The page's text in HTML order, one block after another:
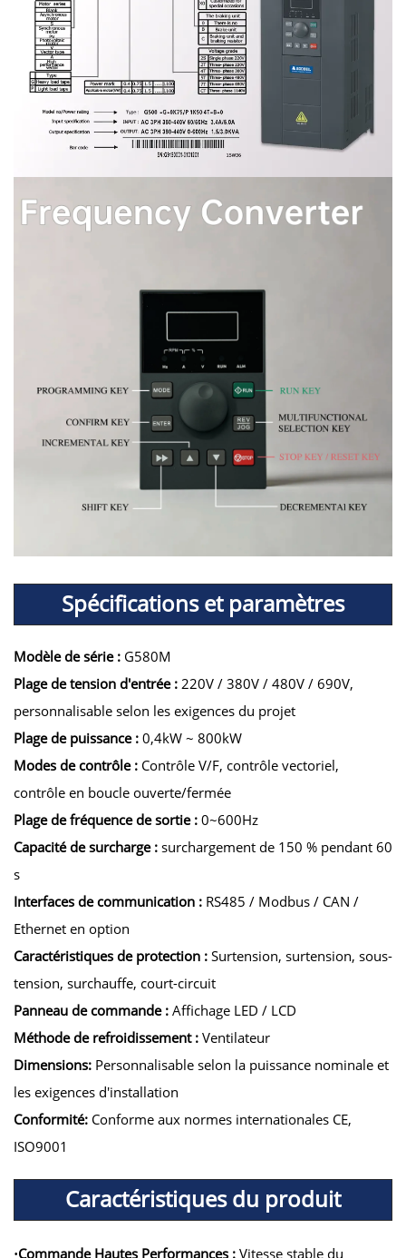
Spécifications et paramètres
Modèle de série : G580M
Plage de tension d'entrée : 220V / 380V / 480V / 690V,
personnalisable selon les exigences du projet
Plage de puissance : 0,4kW ~ 800kW
Modes de contrôle : Contrôle V/F, contrôle vectoriel,
contrôle en boucle ouverte/fermée
Plage de fréquence de sortie : 0~600Hz
Capacité de surcharge : surchargement de 150 % pendant 60
s
Interfaces de communication : RS485 / Modbus / CAN /
Ethernet en option
Caractéristiques de protection : Surtension, surtension, sous-
tension, surchauffe, court-circuit
Panneau de commande : Affichage LED / LCD
Méthode de refroidissement : Ventilateur
Dimensions: Personnalisable selon la puissance nominale et
les exigences d'installation
Conformité: Conforme aux normes internationales CE,
ISO9001
Caractéristiques du produit
·Commande Hautes Performances : Vitesse stable du